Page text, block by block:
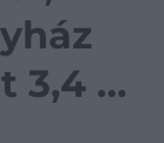
3,4 g,